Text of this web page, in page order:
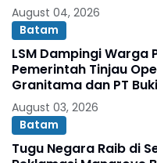
August 04, 2026
Batam
LSM Dampingi Warga
Pemerintah Tinjau
Granitama dan PT
August 03, 2026
Batam
Tugu Negara Raib di